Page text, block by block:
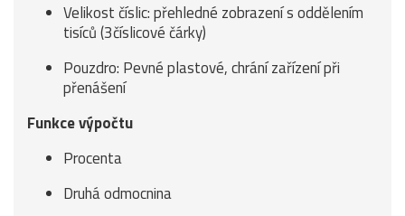
Velikost číslic: přehledné zobrazení s oddělením
tisíců (3číslicové čárky)
Pouzdro: Pevné plastové, chrání zařízení při
přenášení
Funkce výpočtu
Procenta
Druhá odmocnina